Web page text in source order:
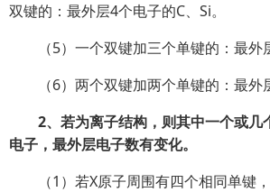
双键的：最外层4个电子的C、Si。
（5）一个双键加三个单键的：最外
（6）两个双键加两个单键的：最外
2、若为离子结构，则其中一个或几
电子，最外层电子数有变化。
（1）若X原子周围有四个相同单键